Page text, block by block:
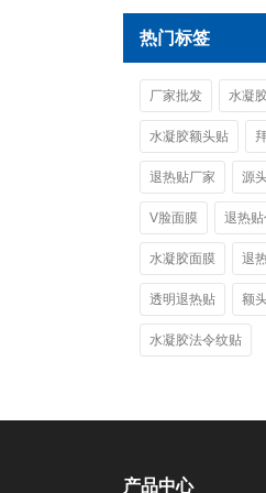
热门标签
厂家批发 水凝
水凝胶额头贴
退热贴厂家 源
V脸面膜 退热贴
水凝胶面膜 退
透明退热贴 额
水凝胶法令纹贴
产品中心